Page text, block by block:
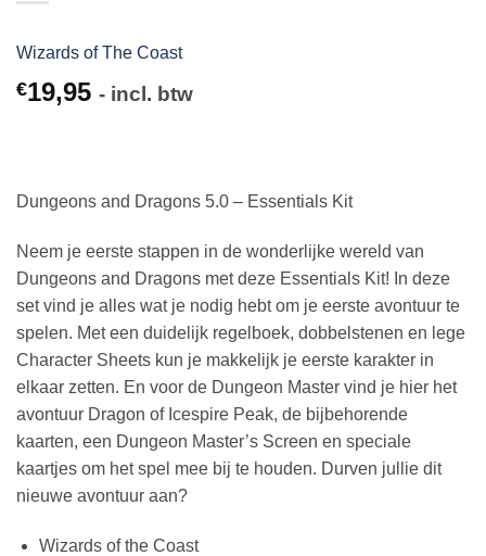
Wizards of The Coast
€19,95 - incl. btw
Dungeons and Dragons 5.0 – Essentials Kit
Neem je eerste stappen in de wonderlijke wereld van
Dungeons and Dragons met deze Essentials Kit! In deze
set vind je alles wat je nodig hebt om je eerste avontuur te
spelen. Met een duidelijk regelboek, dobbelstenen en lege
Character Sheets kun je makkelijk je eerste karakter in
elkaar zetten. En voor de Dungeon Master vind je hier het
avontuur Dragon of Icespire Peak, de bijbehorende
kaarten, een Dungeon Master’s Screen en speciale
kaartjes om het spel mee bij te houden. Durven jullie dit
nieuwe avontuur aan?
Wizards of the Coast